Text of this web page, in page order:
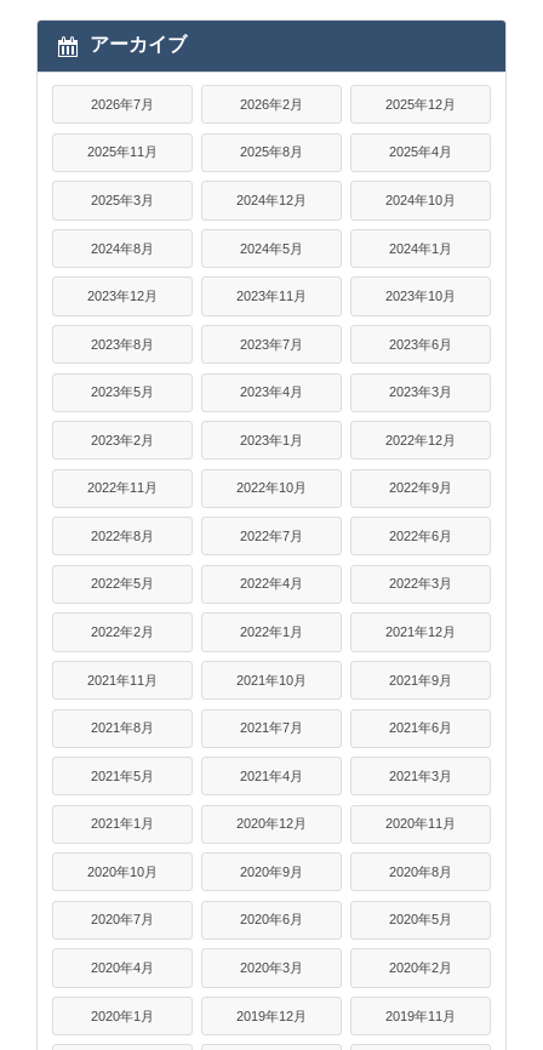
アーカイブ
2026年7月 2026年2月 2025年12月
2025年11月 2025年8月 2025年4月
2025年3月 2024年12月 2024年10月
2024年8月 2024年5月 2024年1月
2023年12月 2023年11月 2023年10月
2023年8月 2023年7月 2023年6月
2023年5月 2023年4月 2023年3月
2023年2月 2023年1月 2022年12月
2022年11月 2022年10月 2022年9月
2022年8月 2022年7月 2022年6月
2022年5月 2022年4月 2022年3月
2022年2月 2022年1月 2021年12月
2021年11月 2021年10月 2021年9月
2021年8月 2021年7月 2021年6月
2021年5月 2021年4月 2021年3月
2021年1月 2020年12月 2020年11月
2020年10月 2020年9月 2020年8月
2020年7月 2020年6月 2020年5月
2020年4月 2020年3月 2020年2月
2020年1月 2019年12月 2019年11月